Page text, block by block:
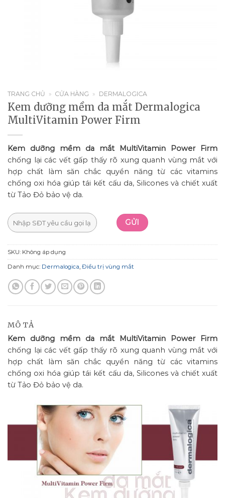
TRANG CHỦ » CỬA HÀNG » DERMALOGICA
Kem dưỡng mềm da mắt Dermalogica
MultiVitamin Power Firm
Kem dưỡng mềm da mắt MultiVitamin Power Firm
chống lại các vết gấp thấy rõ xung quanh vùng mắt với
hợp chất làm săn chắc quyền năng từ các vitamins
chống oxi hóa giúp tái kết cấu da, Silicones và chiết xuất
từ Tảo Đỏ bảo vệ da.
SKU: Không áp dụng
Danh mục: Dermalogica, Điều trị vùng mắt
MÔ TẢ
Kem dưỡng mềm da mắt MultiVitamin Power Firm
chống lại các vết gấp thấy rõ xung quanh vùng mắt với
hợp chất làm săn chắc quyền năng từ các vitamins
chống oxi hóa giúp tái kết cấu da, Silicones và chiết xuất
từ Tảo Đỏ bảo vệ da.